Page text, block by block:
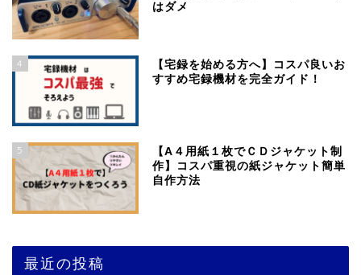
はダメ
4
【宅録を始める方へ】コスパ良いお
すすめ宅録機材を完全ガイド！
5
【A４用紙１枚でＣＤジャケット制
作】コスパ重視の紙ジャケット簡単
自作方法
最近の投稿